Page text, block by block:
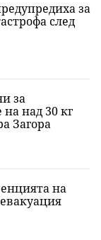
за
след
за
над 30 кг
Загора
на